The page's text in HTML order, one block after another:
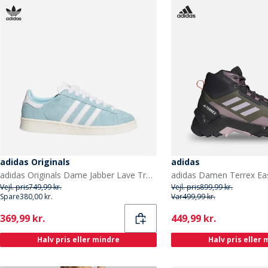
adidas Originals
adidas Originals Dame Jabber Lave Træningssko Ice Blue/Cloud White/Off White
Vejl. pris749,99 kr.
Spare380,00 kr.
Current
369,99 kr.
Halv pris eller mindre
adidas
Vejl. pris899,99 kr.
Var499,99 kr.
Current
449,99 kr.
Halv pris eller